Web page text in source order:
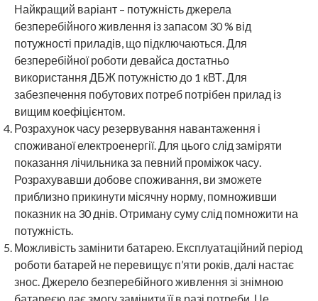
Найкращий варіант – потужність джерела
безперебійного живлення із запасом 30 % від
потужності приладів, що підключаються. Для
безперебійної роботи девайса достатньо
використання ДБЖ потужністю до 1 кВТ. Для
забезпечення побутових потреб потрібен прилад із
вищим коефіцієнтом.
Розрахунок часу резервування навантаження і
споживаної електроенергії. Для цього слід заміряти
показання лічильника за певний проміжок часу.
Розрахувавши добове споживання, ви зможете
приблизно прикинути місячну норму, помноживши
показник на 30 днів. Отриману суму слід помножити на
потужність.
Можливість замінити батарею. Експлуатаційний період
роботи батарей не перевищує п’яти років, далі настає
знос. Джерело безперебійного живлення зі знімною